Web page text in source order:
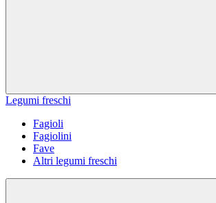
Legumi freschi
Fagioli
Fagiolini
Fave
Altri legumi freschi